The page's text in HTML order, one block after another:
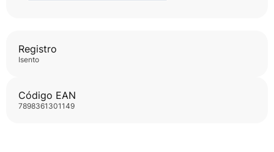
desfiamento. Ideal para uso residencial ou hospitalar.
Registro
isento
Código EAN
7898361301149